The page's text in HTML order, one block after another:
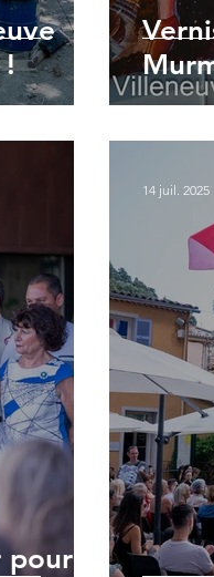
!
pour
14 juil. 2025